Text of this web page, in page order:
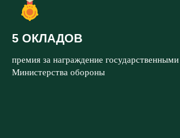
5 ОКЛАДОВ
премия за награждение
Министерства обороны